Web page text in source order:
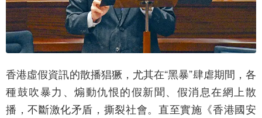
香港虛假資訊的散播猖獗，尤其在“黑暴”肆虐期間，各
種鼓吹暴力、煽動仇恨的假新聞、假消息在網上散
播，不斷激化矛盾，撕裂社會。直至實施《香港國安